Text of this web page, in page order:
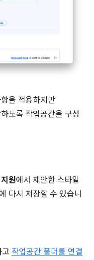
을 적용하지만
도록 작업공간을 구성
원에서 제안한 스타일
다시 저장할 수 있습니
고 작업공간 폴더를 연결